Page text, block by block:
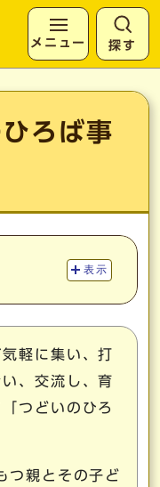
メニュー 探す
ろば事
表示
軽に集い、打
、交流し、育
つどいのひろ
つ親とその子ど